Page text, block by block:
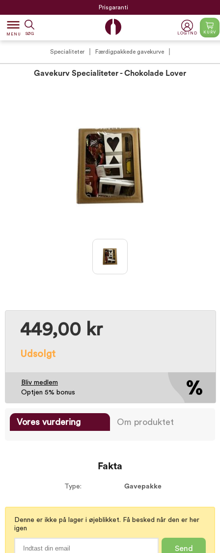
Prisgaranti
dehaze
MENU SØG LOG IND KURV
Specialiteter Færdigpakkede gavekurve
Gavekurv Specialiteter - Chokolade Lover
449,00 kr
Udsolgt
Bliv medlem
Optjen 5% bonus
Vores vurdering Om produktet
Fakta
Type: Gavepakke
Denne er ikke på lager i øjeblikket. Få besked når den er her
igen
Send